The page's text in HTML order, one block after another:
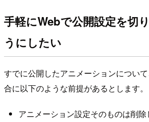
手軽にWebで公開設定を切
うにしたい
すでに公開したアニメーションについ
合に以下のような前提があるとします。
アニメーション設定そのものは削除